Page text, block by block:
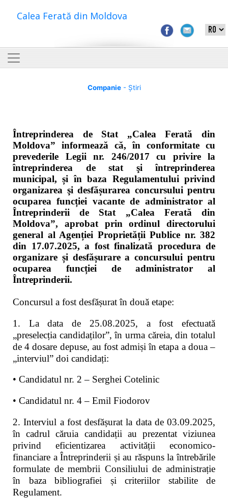
Calea Ferată din Moldova
Companie- Știri
Întreprinderea de Stat „Calea Ferată din
Moldova” informează că, în conformitate cu
prevederile Legii nr. 246/2017 cu privire la
întreprinderea de stat şi întreprinderea
municipal, și în baza Regulamentului privind
organizarea şi desfășurarea concursului pentru
ocuparea funcției vacante de administrator al
Întreprinderii de Stat „Calea Ferată din
Moldova”, aprobat prin ordinul directorului
general al Agenției Proprietății Publice nr. 382
din 17.07.2025, a fost finalizată procedura de
organizare și desfășurare a concursului pentru
ocuparea funcției de administrator al
Întreprinderii.
Concursul a fost desfășurat în două etape:
1. La data de 25.08.2025, a fost efectuată
„preselecția candidaților”, în urma căreia, din totalul
de 4 dosare depuse, au fost admiși în etapa a doua –
„interviul” doi candidați:
• Candidatul nr. 2 – Serghei Cotelinic
• Candidatul nr. 4 – Emil Fiodorov
2. Interviul a fost desfășurat la data de 03.09.2025,
în cadrul căruia candidații au prezentat viziunea
privind eficientizarea activității economico-
financiare a Întreprinderii și au răspuns la întrebările
formulate de membrii Consiliului de administrație
în baza bibliografiei și criteriilor stabilite de
Regulament.